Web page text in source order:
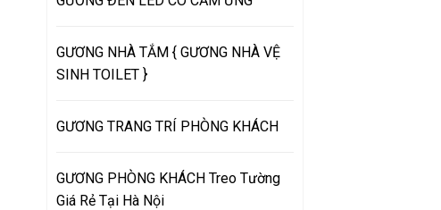
GƯƠNG NHÀ TẮM { GƯƠNG NHÀ VỆ
SINH TOILET }
GƯƠNG TRANG TRÍ PHÒNG KHÁCH
GƯƠNG PHÒNG KHÁCH Treo Tường
Giá Rẻ Tại Hà Nội